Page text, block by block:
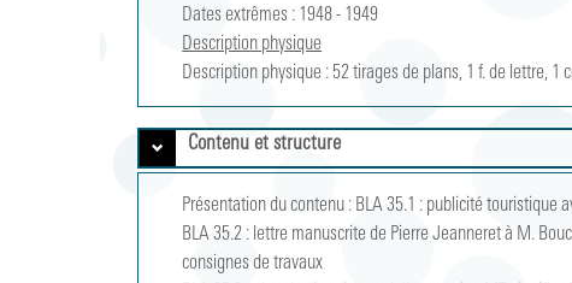
Dates extrêmes : 1948 -
Description physique
Description physique : 52 tirages de plans, 1 f. de lettre, 1
Contenu et structure
Présentation du contenu : BLA 35.1 : publicité touristique
BLA 35.2 : lettre manuscrite de Pierre Jeanneret à M.
consignes de travaux